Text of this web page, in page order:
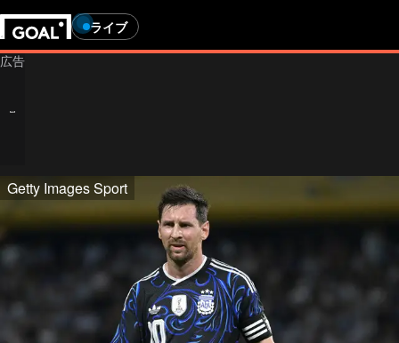
ライブ
Getty Images Sport